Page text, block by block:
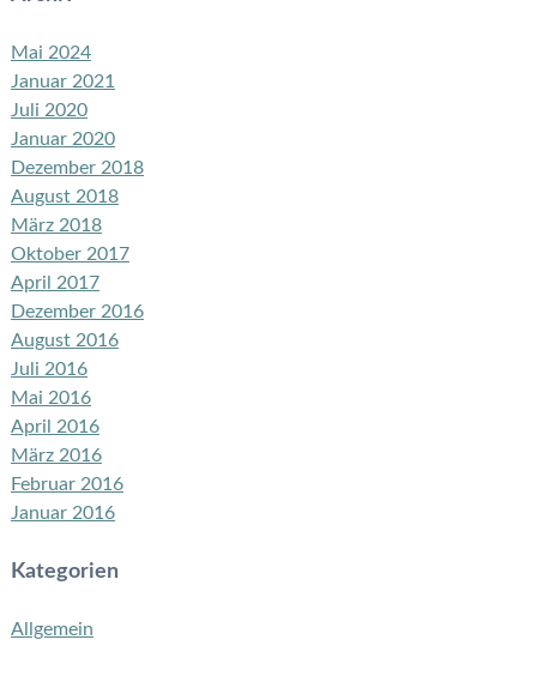
Mai 2024
Januar 2021
Juli 2020
Januar 2020
Dezember 2018
August 2018
März 2018
Oktober 2017
April 2017
Dezember 2016
August 2016
Juli 2016
Mai 2016
April 2016
März 2016
Februar 2016
Januar 2016
Kategorien
Allgemein